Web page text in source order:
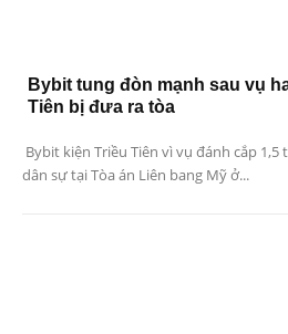
Bybit tung đòn mạnh sau vụ
Tiên bị đưa ra tòa
Bybit kiện Triều Tiên vì vụ đánh cắp 1,5
dân sự tại Tòa án Liên bang Mỹ ở...